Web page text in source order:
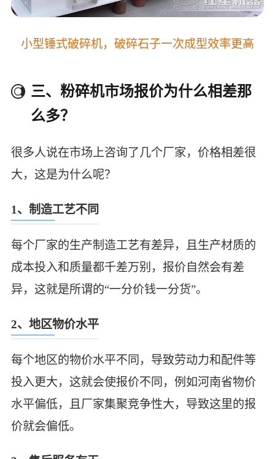
小型锤式破碎机，破碎石子一次成型效率更高
三、粉碎机市场报价为什么相差那
么多？
很多人说在市场上咨询了几个厂家，价格相差很
大，这是为什么呢？
1、制造工艺不同
每个厂家的生产制造工艺有差异，且生产材质的
成本投入和质量都千差万别，报价自然会有差
异，这就是所谓的“一分价钱一分货”。
2、地区物价水平
每个地区的物价水平不同，导致劳动力和配件等
投入更大，这就会使报价不同，例如河南省物价
水平偏低，且厂家集聚竞争性大，导致这里的报
价就会偏低。